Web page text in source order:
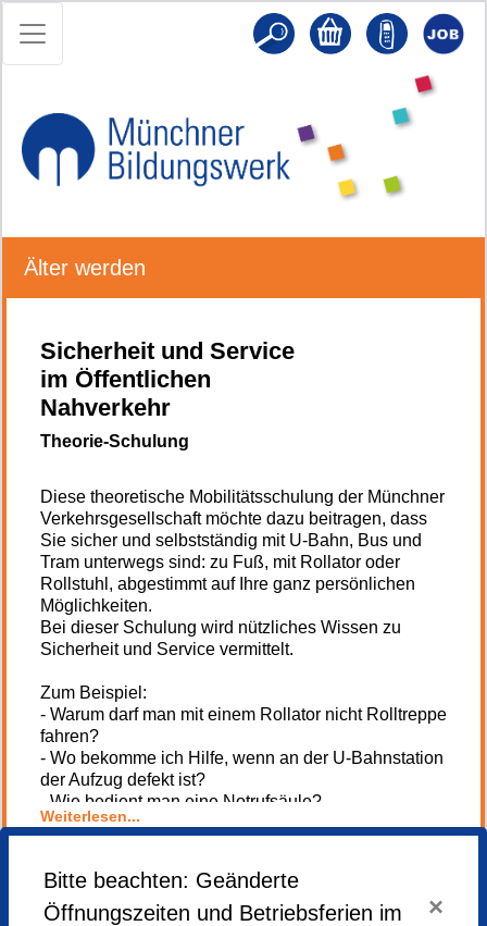
Älter werden
Sicherheit und Service
im Öffentlichen
Nahverkehr
Theorie-Schulung
Diese theoretische Mobilitätsschulung der Münchner
Verkehrsgesellschaft möchte dazu beitragen, dass
Sie sicher und selbstständig mit U-Bahn, Bus und
Tram unterwegs sind: zu Fuß, mit Rollator oder
Rollstuhl, abgestimmt auf Ihre ganz persönlichen
Möglichkeiten.
Bei dieser Schulung wird nützliches Wissen zu
Sicherheit und Service vermittelt.
Zum Beispiel:
- Warum darf man mit einem Rollator nicht Rolltreppe
fahren?
- Wo bekomme ich Hilfe, wenn an der U-Bahnstation
der Aufzug defekt ist?
- Wie bedient man eine Notrufsäule?
Kooperation
Weiterlesen...
Anmelden
Bitte beachten: Geänderte
Öffnungszeiten und Betriebsferien im
×